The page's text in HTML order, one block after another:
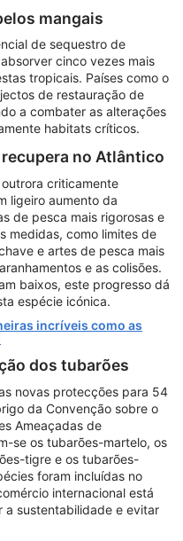
mangais
de sequestro de
cinco vezes mais
tropicais. Países como o
de restauração de
a combater as alterações
habitats críticos.
no Atlântico
criticamente
ligeiro aumento da
de pesca mais rigorosas e
medidas, como limites de
e artes de pesca mais
e as colisões.
baixos, este progresso dá
espécie icónica.
incríveis como as
dos tubarões
novas protecções para 54
da Convenção sobre o
Ameaçadas de
se os tubarões-martelo, os
tigre e os tubarões-
foram incluídas no
internacional está
a sustentabilidade e evitar